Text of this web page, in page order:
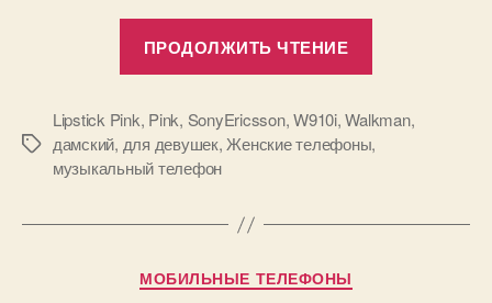
ПРОДОЛЖИТЬ ЧТЕНИЕ
Lipstick.
Для
Метки
Lipstick Pink, Pink, SonyEricsson,W910i,Walkman,
дамский, для девушек, Женские телефоны,
музыкальный телефон
Рубрики
МОБИЛЬНЫЕ ТЕЛЕФОНЫ